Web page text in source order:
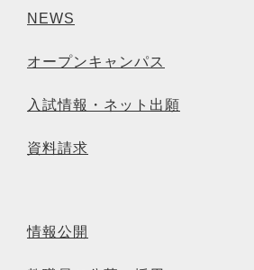
NEWS
オープンキャンパス
入試情報・ネット出願
資料請求
情報公開